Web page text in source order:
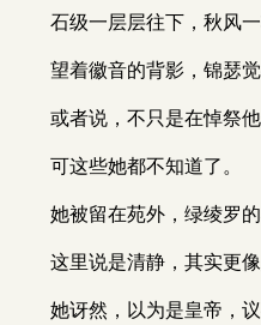
石级一层层往下，秋风
望着徽音的背影，锦瑟
或者说，不只是在悼祭他
可这些她都不知道了。
她被留在苑外，绿绫罗
这里说是清静，其实更
她讶然，以为是皇帝，